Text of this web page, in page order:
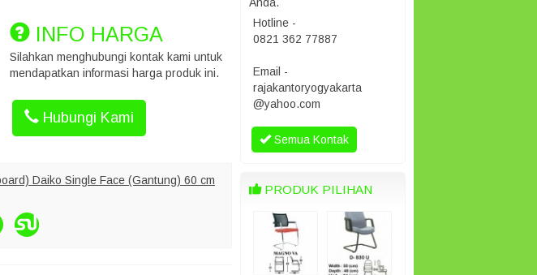
INFO HARGA
Silahkan menghubungi kontak kami untuk
mendapatkan informasi harga produk ini.
Hubungi Kami
Daiko Single Face (Gantung) 60 cm
Hotline -
0821 362 77887
Email -
rajakantoryogyakarta
@yahoo.com
Semua Kontak
PRODUK PILIHAN